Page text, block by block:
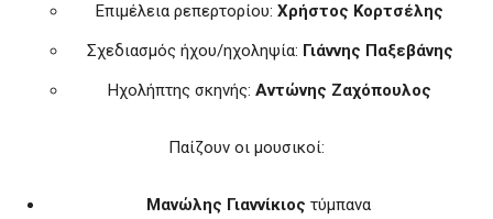
Επιμέλεια ρεπερτορίου: Χρήστος Κορτσέλης
Σχεδιασμός ήχου/ηχοληψία: Γιάννης Παξεβάνης
Ηχολήπτης σκηνής: Αντώνης Ζαχόπουλος
Παίζουν οι μουσικοί:
Μανώλης Γιαννίκιος τύμπανα